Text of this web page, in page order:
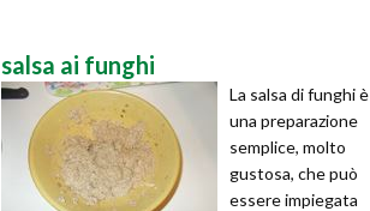
salsa ai funghi
La salsa di funghi è
una preparazione
semplice, molto
gustosa, che può
essere impiegata